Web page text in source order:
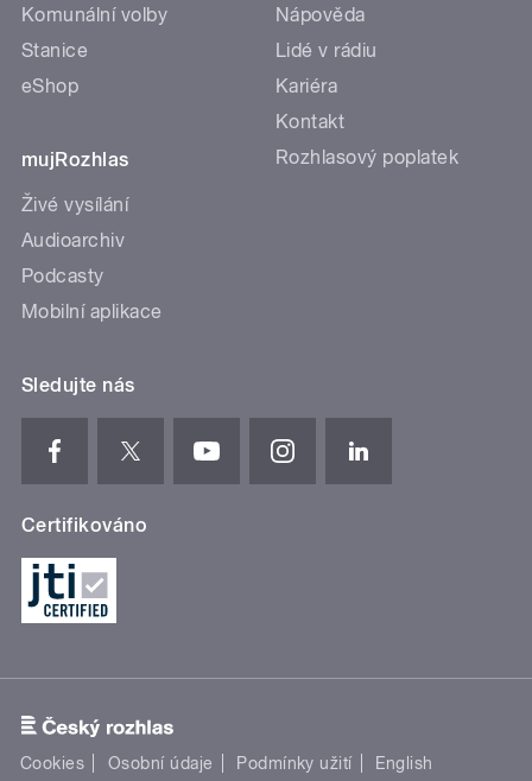
Komunální volby
Stanice
eShop
mujRozhlas
Živé vysílání
Audioarchiv
Podcasty
Mobilní aplikace
Nápověda
Lidé v rádiu
Kariéra
Kontakt
Rozhlasový poplatek
Sledujte nás
Certifikováno
Cookies Osobní údaje Podmínky užití English